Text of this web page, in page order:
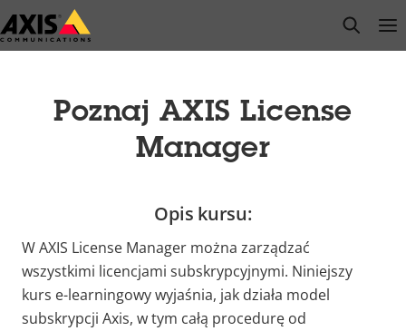
Przejdź
do
open
Poznaj AXIS License
Manager
Opis kursu:
W AXIS License Manager można zarządzać
wszystkimi licencjami subskrypcyjnymi. Niniejszy
kurs e-learningowy wyjaśnia, jak działa model
subskrypcji Axis, w tym całą procedurę od